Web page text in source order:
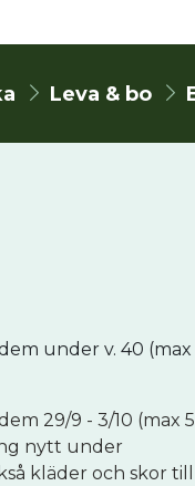
Leva & bo
under v. 40 (max
29/9 - 3/10 (max 5
nytt under
kläder och skor